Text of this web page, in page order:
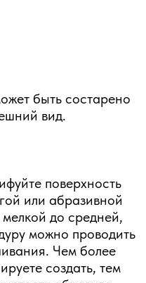
быть состарено
вид.
поверхность
или абразивной
до средней,
можно проводить
Чем более
создать, тем